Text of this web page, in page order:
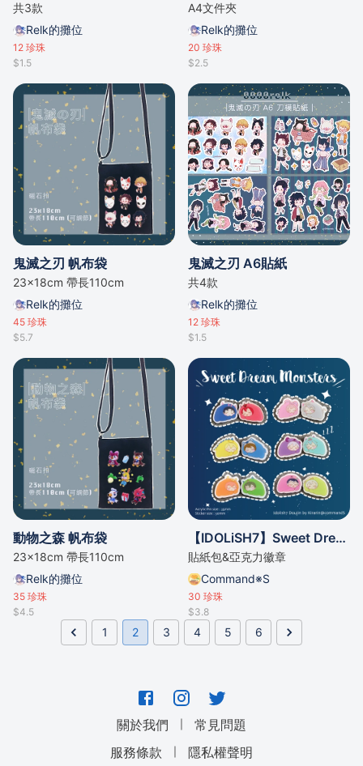
共3款
Relk的攤位
12 珍珠
$1.5
A4文件夾
Relk的攤位
20 珍珠
$2.5
鬼滅之刃 帆布袋
23x18cm 帶長110cm
Relk的攤位
45 珍珠
$5.7
鬼滅之刃 A6貼紙
共4款
Relk的攤位
12 珍珠
$1.5
動物之森 帆布袋
23x18cm 帶長110cm
Relk的攤位
35 珍珠
$4.5
【IDOLiSH7】Sweet Dream Monster系列
貼紙包&亞克力徽章
Command※S
30 珍珠
$3.8
1 2 3 4 5 6
關於我們 ｜
常見問題
服務條款
｜ 隱私權聲明